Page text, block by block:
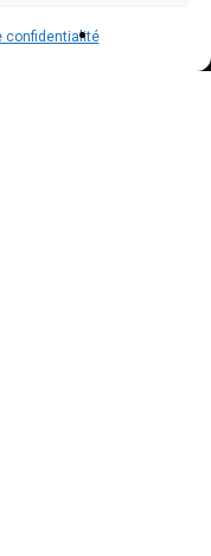
confidentialité